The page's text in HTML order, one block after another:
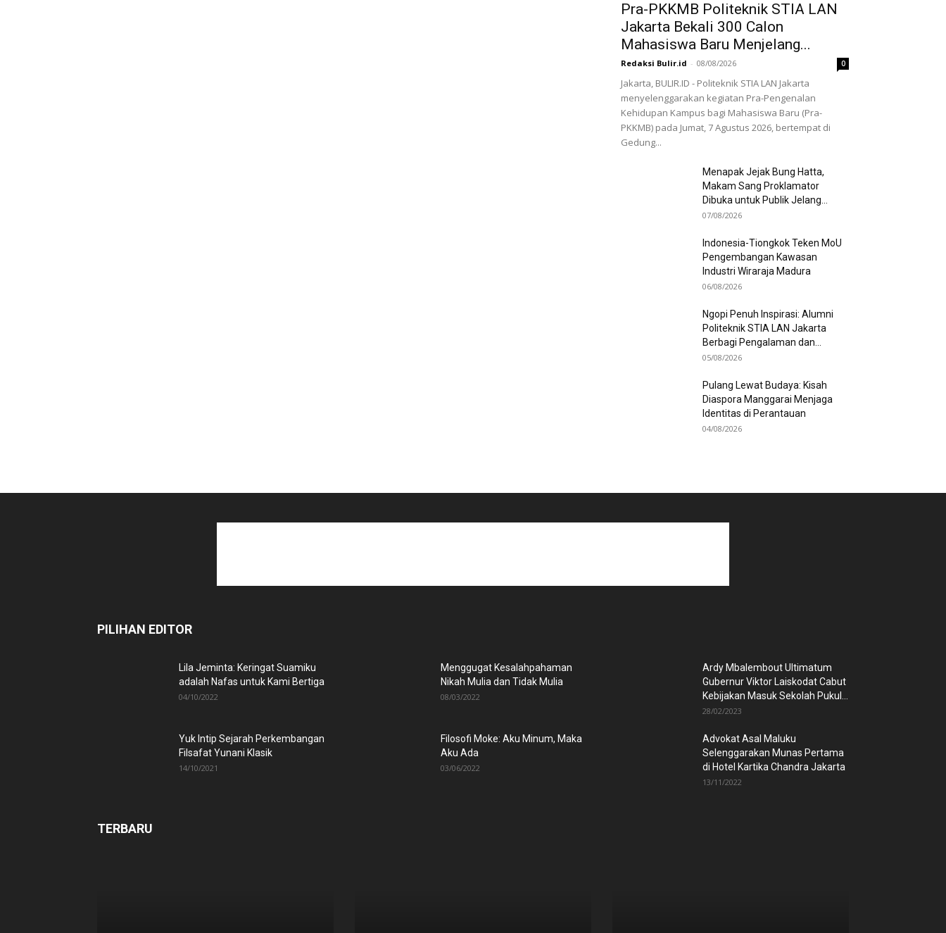
Pra-PKKMB Politeknik STIA LAN
Jakarta Bekali 300 Calon
Mahasiswa Baru Menjelang...
Redaksi Bulir.id - 08/08/2026 0
Jakarta, BULIR.ID - Politeknik STIA LAN Jakarta
menyelenggarakan kegiatan Pra-Pengenalan
Kehidupan Kampus bagi Mahasiswa Baru (Pra-
PKKMB) pada Jumat, 7 Agustus 2026, bertempat di
Gedung...
Menapak Jejak Bung Hatta,
Makam Sang Proklamator
Dibuka untuk Publik Jelang...
07/08/2026
Indonesia-Tiongkok Teken MoU
Pengembangan Kawasan
Industri Wiraraja Madura
06/08/2026
Ngopi Penuh Inspirasi: Alumni
Politeknik STIA LAN Jakarta
Berbagi Pengalaman dan...
05/08/2026
Pulang Lewat Budaya: Kisah
Diaspora Manggarai Menjaga
Identitas di Perantauan
04/08/2026
PILIHAN EDITOR
Lila Jeminta: Keringat Suamiku
adalah Nafas untuk Kami Bertiga
04/10/2022
Menggugat Kesalahpahaman
Nikah Mulia dan Tidak Mulia
08/03/2022
Ardy Mbalembout Ultimatum
Gubernur Viktor Laiskodat Cabut
Kebijakan Masuk Sekolah Pukul...
28/02/2023
Yuk Intip Sejarah Perkembangan
Filsafat Yunani Klasik
14/10/2021
Filosofi Moke: Aku Minum, Maka
Aku Ada
03/06/2022
Advokat Asal Maluku
Selenggarakan Munas Pertama
di Hotel Kartika Chandra Jakarta
13/11/2022
TERBARU